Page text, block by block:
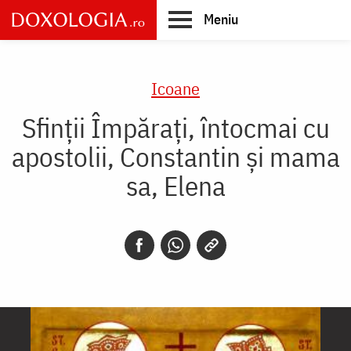
Skip
to
main
Meniu
Icoane
Sfinții Împărați, întocmai cu
apostolii, Constantin și mama
sa, Elena